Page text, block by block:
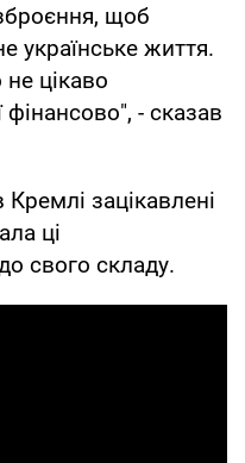
щоб
українське життя.
цікаво
фінансово", - сказав
зацікавлені
ці
свого складу.